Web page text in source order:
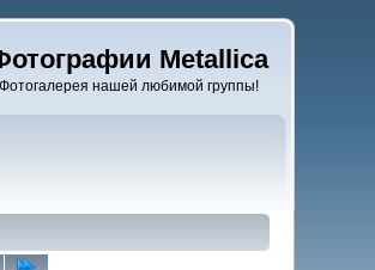
Metallica
Фотогалерея нашей любимой группы!